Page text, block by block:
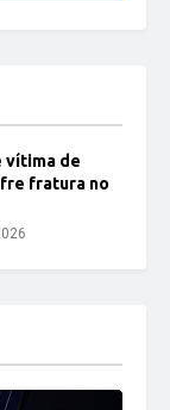
vítima de
fratura no